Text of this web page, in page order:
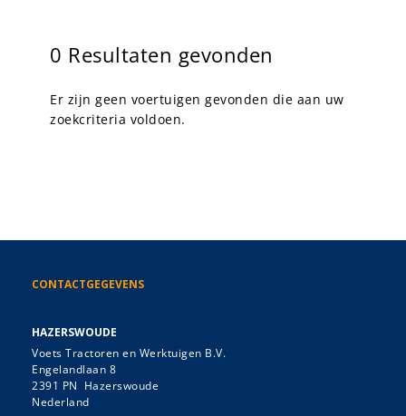
0 Resultaten gevonden
Er zijn geen voertuigen gevonden die aan uw
zoekcriteria voldoen.
CONTACTGEGEVENS
HAZERSWOUDE
Voets Tractoren en Werktuigen B.V.
Engelandlaan 8
2391 PN Hazerswoude
Nederland